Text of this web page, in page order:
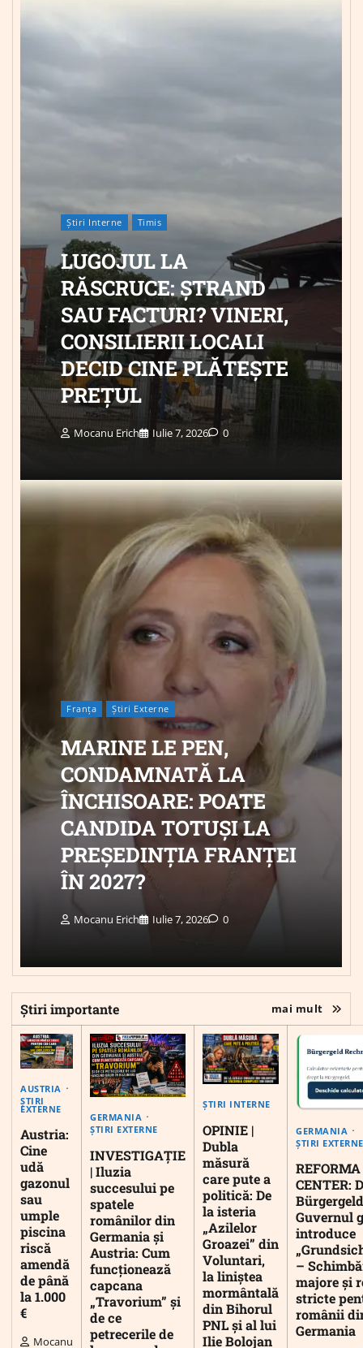
Știri Interne Timis
LUGOJUL LA
RĂSCRUCE: ȘTRAND
SAU FACTURI? VINERI,
CONSILIERII LOCALI
DECID CINE PLĂTEȘTE
PREȚUL
Mocanu Erich Iulie 7, 2026 0
Franța Știri Externe
MARINE LE PEN,
CONDAMNATĂ LA
ÎNCHISOARE: POATE
CANDIDA TOTUȘI LA
PREȘEDINȚIA FRANȚEI
ÎN 2027?
Mocanu Erich Iulie 7, 2026 0
Știri importante mai mult
AUSTRIA
ȘTIRI
EXTERNE
Austria:
Cine
udă
gazonul
sau
umple
piscina
riscă
amendă
de până
la 1.000
€
Mocanu
GERMANIA
ȘTIRI EXTERNE
INVESTIGAȚIE
| Iluzia
succesului pe
spatele
românilor din
Germania și
Austria: Cum
funcționează
capcana
„Travorium” și
de ce
petrecerile de
ȘTIRI INTERNE
OPINIE |
Dubla
măsură
care pute a
politică: De
la isteria
„Azilelor
Groazei” din
Voluntari,
la liniștea
mormântală
din Bihorul
PNL și al lui
Ilie Bolojan
GERMANIA
ȘTIRI EXTERNE
CENTER:
Guvernul
introduce
–
majore și
stricte
românii
Germania